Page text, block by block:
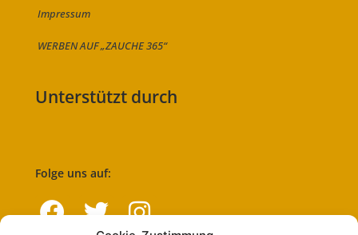
Impressum
WERBEN AUF „ZAUCHE 365“
Unterstützt durch
Folge uns auf: